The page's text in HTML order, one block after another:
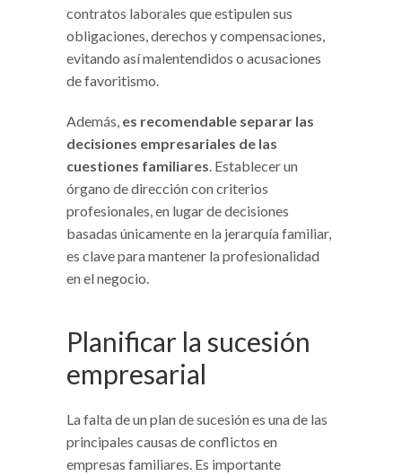
contratos laborales que estipulen sus
obligaciones, derechos y compensaciones,
evitando así malentendidos o acusaciones
de favoritismo.
Además, es recomendable separar las
decisiones empresariales de las
cuestiones familiares. Establecer un
órgano de dirección con criterios
profesionales, en lugar de decisiones
basadas únicamente en la jerarquía familiar,
es clave para mantener la profesionalidad
en el negocio.
Planificar la sucesión
empresarial
La falta de un plan de sucesión es una de las
principales causas de conflictos en
empresas familiares. Es importante